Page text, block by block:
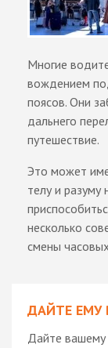
Многие
вождением
поясов. Они
дальнего
путешествие.
Это может
телу и
несколько
смены
ДАЙТЕ ЕМУ
Дайте вашему